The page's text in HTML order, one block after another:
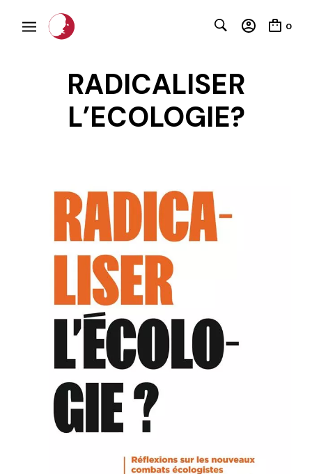
0
RADICALISER
L’ECOLOGIE?